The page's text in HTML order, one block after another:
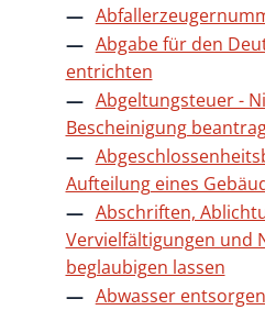
Abgabe für den
entrichten
Abgeltungsteuer -
Bescheinigung
Aufteilung eines
Abschriften,
Vervielfältigungen und
beglaubigen lassen
Abwasser entsorgen